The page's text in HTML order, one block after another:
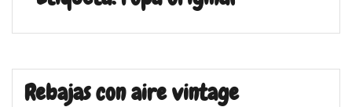
Rebajas con aire vintage